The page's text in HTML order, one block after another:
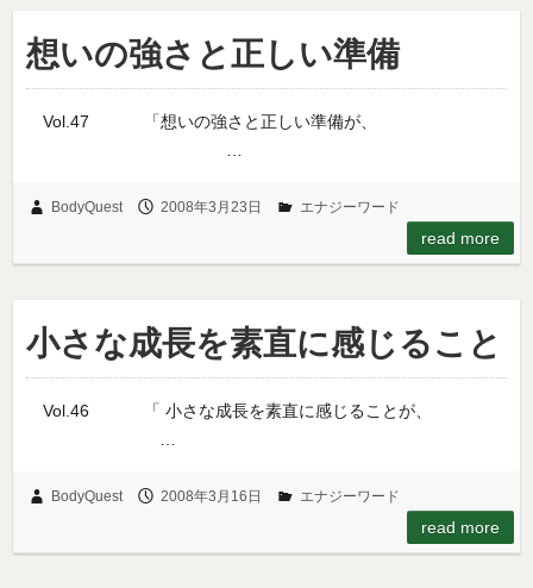
想いの強さと正しい準備
Vol.47 「想いの強さと正しい準備が、
…
BodyQuest 2008年3月23日 エナジーワード
read more
小さな成長を素直に感じること
Vol.46 「 小さな成長を素直に感じることが、
…
BodyQuest 2008年3月16日 エナジーワード
read more